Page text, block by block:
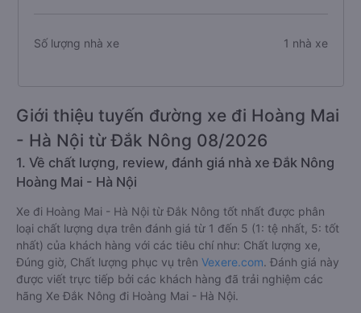
Số lượng nhà xe 1 nhà xe
Giới thiệu tuyến đường xe đi Hoàng Mai
- Hà Nội từ Đắk Nông 08/2026
1. Về chất lượng, review, đánh giá nhà xe Đắk Nông
Hoàng Mai - Hà Nội
Xe đi Hoàng Mai - Hà Nội từ Đắk Nông tốt nhất được phân
loại chất lượng dựa trên đánh giá từ 1 đến 5 (1: tệ nhất, 5: tốt
nhất) của khách hàng với các tiêu chí như: Chất lượng xe,
Đúng giờ, Chất lượng phục vụ trên Vexere.com. Đánh giá này
được viết trực tiếp bởi các khách hàng đã trải nghiệm các
hãng Xe Đắk Nông đi Hoàng Mai - Hà Nội.